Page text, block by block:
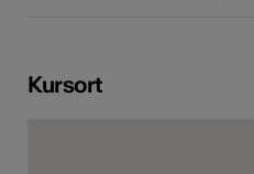
Kursort